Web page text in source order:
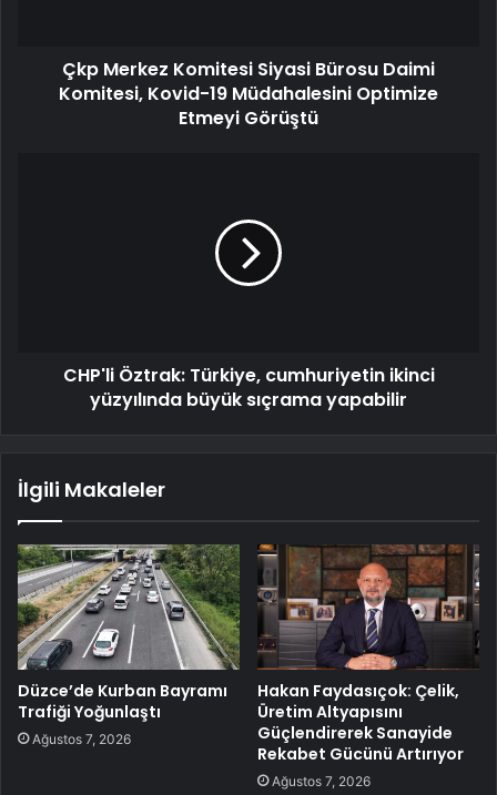
Çkp Merkez Komitesi Siyasi Bürosu Daimi
Komitesi, Kovid-19 Müdahalesini Optimize
Etmeyi Görüştü
CHP'li Öztrak: Türkiye, cumhuriyetin ikinci
yüzyılında büyük sıçrama yapabilir
İlgili Makaleler
Düzce’de Kurban Bayramı
Trafiği Yoğunlaştı
Ağustos 7, 2026
Hakan Faydasıçok: Çelik,
Üretim Altyapısını
Güçlendirerek Sanayide
Rekabet Gücünü Artırıyor
Ağustos 7, 2026